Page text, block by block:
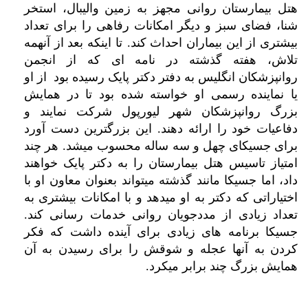
هتل بیمارستان روانی مجهز به زمین والیبال، استخر
شنا، فضای سبز و دیگر امکانات رفاهی را برای تعداد
بیشتری از این بیماران احداث کند.تا اینکه بعد از آنهمه
تلاش، هفته گذشته در نامه ای که از انجمن
روانپزشکان انگلیس به دفتر دکتر پایک رسیده بود از او
یا نماینده رسمی او خواسته شده بود تا در همایش
بزرگ روانپزشکان شهر لیورپول شرکت نمایند و
دفاعیات خود را ارائه دهند.
این بزرگترین دست آورد
برای جسیکای چهل و سه ساله محسوب میشد. هر چند
امتیاز تاسیس هتل بیمارستان را به دکتر پایک خواهند
داد، اما جسیکا مانند گذشته میتواند بعنوان معاون او با
اختیاراتی که دکتر به او میدهد و با امکانات بیشتری به
تعداد زیادی از مددجویان روانی خدمات رسانی کند.
جسیکا برنامه های زیادی برای آینده داشت که فکر
کردن به آنها عجله و شوقش را برای رسیدن به آن
همایش بزرگ چند برابر میکرد.